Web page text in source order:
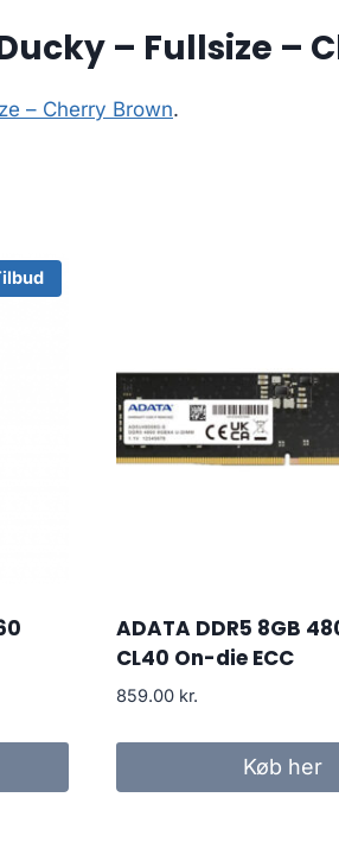
– Fullsize –
– Cherry Brown.
ADATA DDR5 8GB
CL40 On-die ECC
859.00 kr.
Køb her